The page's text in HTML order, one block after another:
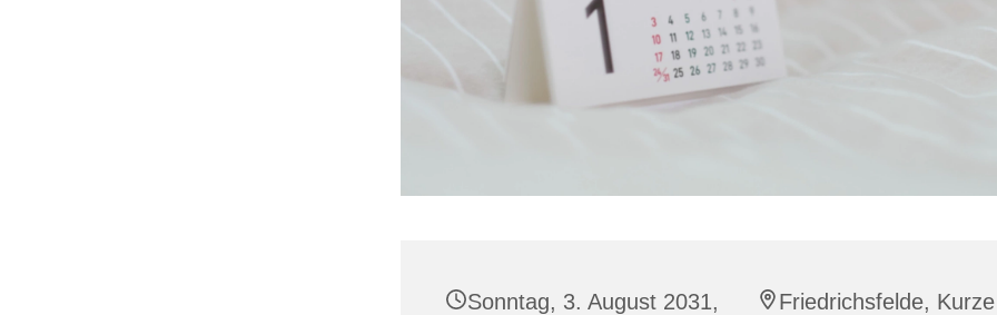
Sonntag, 3. August 2031,
Friedrichsfelde, Kurze